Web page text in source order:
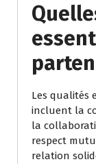
Les qualités
incluent la
la
respect
relation